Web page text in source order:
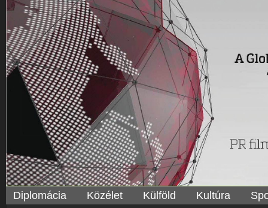
Diplomácia Közélet Külföld Kultúra